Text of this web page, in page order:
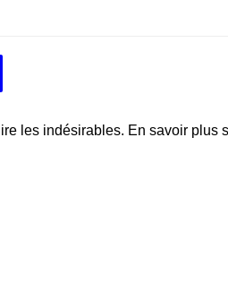
les indésirables. En savoir plus